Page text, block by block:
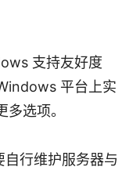
支持友好度
平台上实
选项。
行维护服务器与